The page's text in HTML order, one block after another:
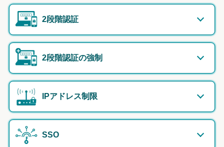
2段階認証
2段階認証の強制
IPアドレス制限
SSO